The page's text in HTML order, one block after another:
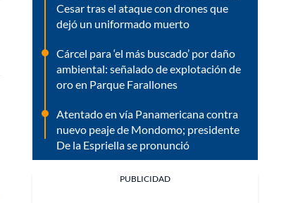
Cesar tras el ataque con drones que
dejó un uniformado muerto
Cárcel para ‘el más buscado’ por daño
ambiental: señalado de explotación de
oro en Parque Farallones
Atentado en vía Panamericana contra
nuevo peaje de Mondomo; presidente
De la Espriella se pronunció
PUBLICIDAD